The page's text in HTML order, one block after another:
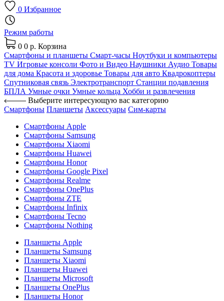
0 Избранное
Режим работы
0 0 р. Корзина
Смартфоны и планшеты Смарт-часы Ноутбуки и компьютеры
TV Игровые консоли Фото и Видео Наушники Аудио Товары
для дома Красота и здоровье Товары для авто Квадрокоптеры
Спутниковая связь Электротранспорт Станции подавления
БПЛА Умные очки Умные кольца Хобби и развлечения
Выберите интересующую вас категорию
Смартфоны Планшеты Аксессуары Сим-карты
Смартфоны Apple
Смартфоны Samsung
Смартфоны Xiaomi
Смартфоны Huawei
Смартфоны Honor
Смартфоны Google Pixel
Смартфоны Realme
Смартфоны OnePlus
Смартфоны ZTE
Смартфоны Infinix
Смартфоны Tecno
Смартфоны Nothing
Планшеты Apple
Планшеты Samsung
Планшеты Xiaomi
Планшеты Huawei
Планшеты Microsoft
Планшеты OnePlus
Планшеты Honor